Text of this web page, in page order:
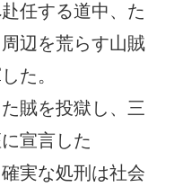
任する道中、た
辺を荒らす山賊
た。
賊を投獄し、三
宣言した
実な処刑は社会